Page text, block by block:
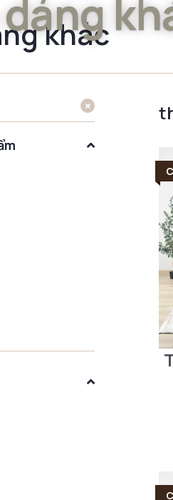
khác